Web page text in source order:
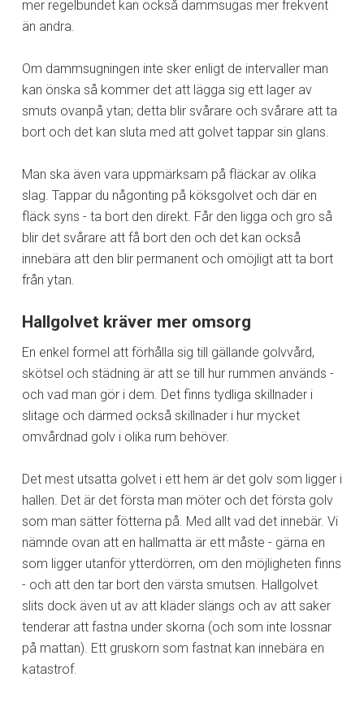
mer regelbundet kan också dammsugas mer frekvent
än andra.
Om dammsugningen inte sker enligt de intervaller man
kan önska så kommer det att lägga sig ett lager av
smuts ovanpå ytan; detta blir svårare och svårare att ta
bort och det kan sluta med att golvet tappar sin glans.
Man ska även vara uppmärksam på fläckar av olika
slag. Tappar du någonting på köksgolvet och där en
fläck syns - ta bort den direkt. Får den ligga och gro så
blir det svårare att få bort den och det kan också
innebära att den blir permanent och omöjligt att ta bort
från ytan.
Hallgolvet kräver mer omsorg
En enkel formel att förhålla sig till gällande golvvård,
skötsel och städning är att se till hur rummen används -
och vad man gör i dem. Det finns tydliga skillnader i
slitage och därmed också skillnader i hur mycket
omvårdnad golv i olika rum behöver.
Det mest utsatta golvet i ett hem är det golv som ligger i
hallen. Det är det första man möter och det första golv
som man sätter fötterna på. Med allt vad det innebär. Vi
nämnde ovan att en hallmatta är ett måste - gärna en
som ligger utanför ytterdörren, om den möjligheten finns
- och att den tar bort den värsta smutsen. Hallgolvet
slits dock även ut av att kläder slängs och av att saker
tenderar att fastna under skorna (och som inte lossnar
på mattan). Ett gruskorn som fastnat kan innebära en
katastrof.